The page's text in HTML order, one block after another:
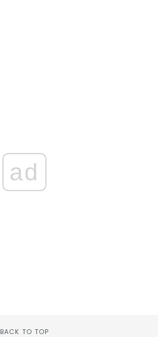
ad
BACK TO TOP